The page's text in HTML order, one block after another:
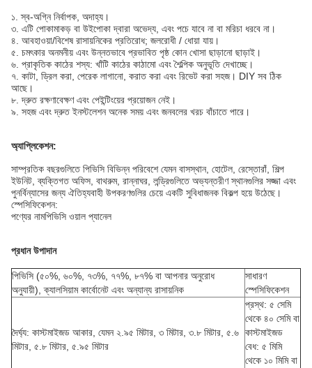
১. স্ব-অগ্নি নির্বাপক, অদাহ্য।
৩. এটি পোকামাকড় বা উইপোকা দ্বারা অভেদ্য, এবং পচে যাবে না বা মরিচা ধরবে না।
৪. আবহাওয়া/বিশেষ রাসায়নিকের প্রতিরোধ; জলরোধী / ধোয়া যায়।
৫. চমৎকার অনমনীয় এবং উন্নতভাবে প্রভাবিত পৃষ্ঠ কোন খোসা ছাড়ানো ছাড়াই।
৬. প্রাকৃতিক কাঠের শস্য: খাঁটি কাঠের কাঠামো এবং শৈল্পিক অনুভূতি দেখাচ্ছে।
৭. কাটা, ড্রিল করা, পেরেক লাগানো, করাত করা এবং রিভেট করা সহজ। DIY সব ঠিক
আছে।
৮. দ্রুত রক্ষণাবেক্ষণ এবং পেইন্টিংয়ের প্রয়োজন নেই।
৯. সহজ এবং দ্রুত ইনস্টলেশন অনেক সময় এবং জনবলের খরচ বাঁচাতে পারে।
অ্যাপ্লিকেশন:
সাম্প্রতিক বছরগুলিতে পিভিসি বিভিন্ন পরিবেশে যেমন বাসস্থান, হোটেল, রেস্তোরাঁ, শিল্প
ইউনিট, ব্যক্তিগত অফিস, বাথরুম, রান্নাঘর, লন্ড্রিগুলিতে অভ্যন্তরীণ স্থানগুলির সজ্জা এবং
পুনর্বিন্যাসের জন্য ঐতিহ্যবাহী উপকরণগুলির চেয়ে একটি সুবিধাজনক বিকল্প হয়ে উঠেছে।
স্পেসিফিকেশন:
পণ্যের নামপিভিসি ওয়াল প্যানেল
প্রধান উপাদান
পিভিসি (৫০%, ৬০%, ৭৩%, ৭৭%, ৮৭% বা আপনার অনুরোধ
অনুযায়ী), ক্যালসিয়াম কার্বোনেট এবং অন্যান্য রাসায়নিক
সাধারণ
স্পেসিফিকেশন
দৈর্ঘ্য: কাস্টমাইজড আকার, যেমন ২.৯৫ মিটার, ৩ মিটার, ৩.৮ মিটার, ৫.৬
মিটার, ৫.৮ মিটার, ৫.৯৫ মিটার
প্রস্থ: ৫ সেমি
থেকে ৪০ সেমি বা
কাস্টমাইজড
বেধ: ৫ মিমি
থেকে ১০ মিমি বা